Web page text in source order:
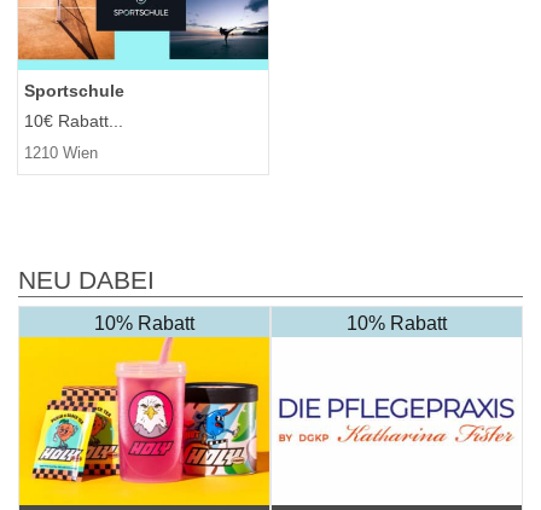
Sportschule
10€ Rabatt...
1210 Wien
NEU DABEI
10% Rabatt 10% Rabatt